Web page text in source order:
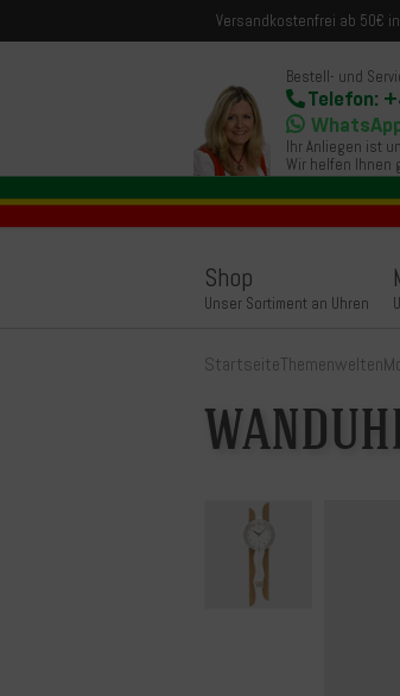
Versandkostenfrei ab 50€ in
Bestell- und
Telefon:
Ihr Anliegen ist
Wir helfen Ihnen
Shop
Unser Sortiment an Uhren
StartseiteThemenwelten